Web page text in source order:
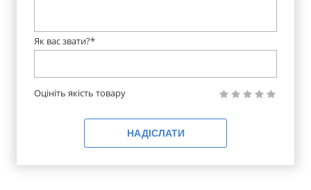
Як вас звати?*
Оцініть якість товару
НАДІСЛАТИ